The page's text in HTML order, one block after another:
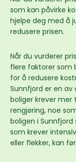
som kan påvirke
hjelpe deg med å
redusere prisen.
Når du vurderer
flere faktorer som
for å redusere
Sunnfjord er en
boliger krever mer
rengjøring, noe
boligen i Sunnfjord
som krever
eller flekker, kan